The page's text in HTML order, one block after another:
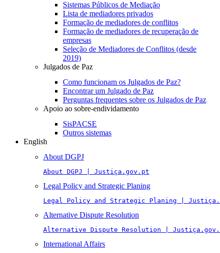
Sistemas Públicos de Mediação
Lista de mediadores privados
Formação de mediadores de conflitos
Formação de mediadores de recuperação de
empresas
Seleção de Mediadores de Conflitos (desde
2019)
Julgados de Paz
Como funcionam os Julgados de Paz?
Encontrar um Julgado de Paz
Perguntas frequentes sobre os Julgados de Paz
Apoio ao sobre-endividamento
SisPACSE
Outros sistemas
English
About DGPJ
About DGPJ | Justiça.gov.pt
Legal Policy and Strategic Planing
Legal Policy and Strategic Planing |
Alternative Dispute Resolution
Alternative Dispute Resolution |
International Affairs